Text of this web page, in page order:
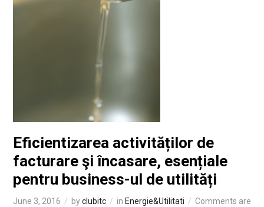
Eficientizarea activităților de
facturare şi încasare, esențiale
pentru business-ul de utilități
June 3, 2016 byclubitc in Energie&Utilitati
Comments are